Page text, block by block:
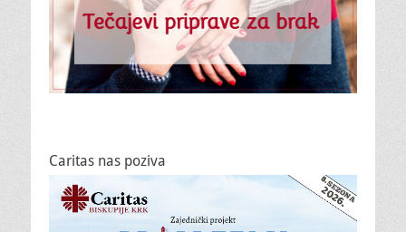
Caritas nas poziva